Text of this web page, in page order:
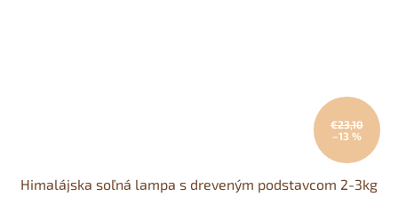
€23,10
–13 %
Himalájska soľná lampa s dreveným podstavcom 2-3kg